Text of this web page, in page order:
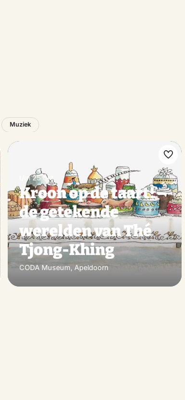
Muziek
t/m 25 okt
Kroon op de taart! –
de getekende
werelden van Thé
Tjong-Khing
CODA Museum, Apeldoorn